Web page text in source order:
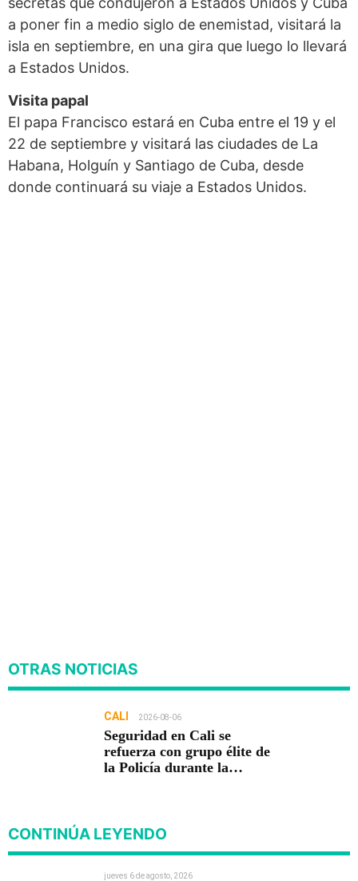
a poner fin a medio siglo de enemistad, visitará la
isla en septiembre, en una gira que luego lo llevará
a Estados Unidos.
Visita papal
El papa Francisco estará en Cuba entre el 19 y el
22 de septiembre y visitará las ciudades de La
Habana, Holguín y Santiago de Cuba, desde
donde continuará su viaje a Estados Unidos.
OTRAS NOTICIAS
CALI 2026-08-06
Seguridad en Cali se
refuerza con grupo élite de
la Policía durante la
CONTINÚA LEYENDO
jueves 6 de agosto, 2026